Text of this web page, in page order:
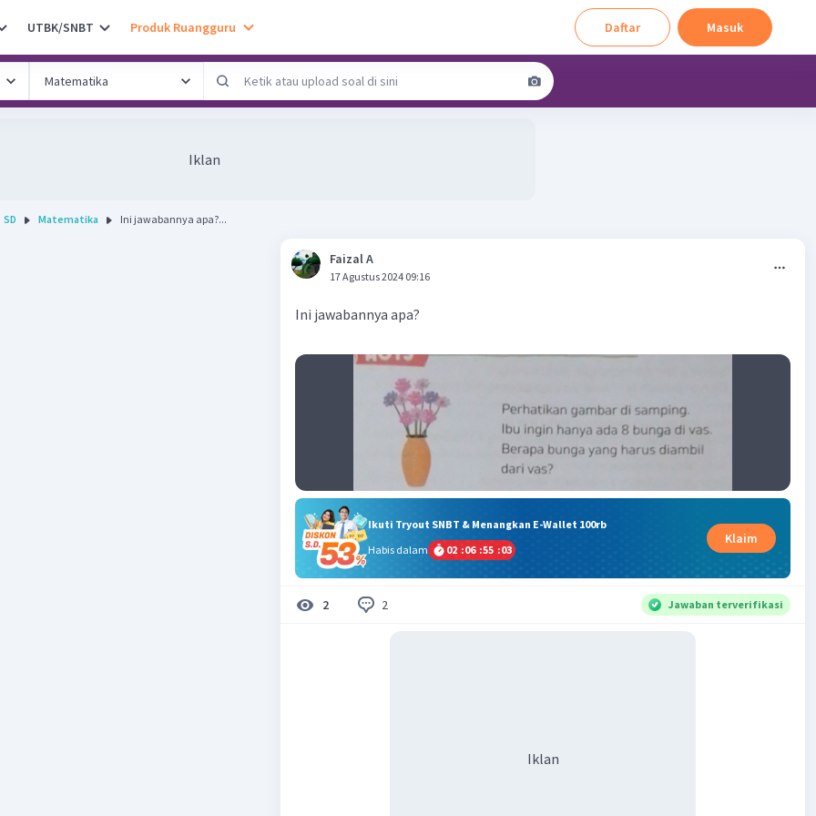
UTBK/SNBT Produk Ruangguru Daftar Masuk
Iklan
SD Matematika Ini jawabannya apa?...
Faizal A
17 Agustus 2024 09:16
Ini jawabannya apa?
Ikuti Tryout SNBT & Menangkan E-Wallet 100rb
Habis dalam
02 :06 :55 :03
Klaim
2 2 Jawaban terverifikasi
Iklan